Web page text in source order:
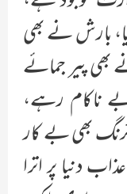
بارش نے بھی
بھی پیر جمائے
ناکام رہے،
بھی بے کار
دنیا پر اترا